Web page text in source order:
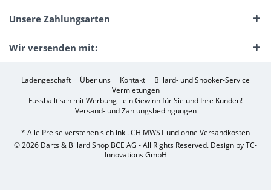
Unsere Zahlungsarten
Wir versenden mit:
Ladengeschäft Über uns Kontakt
Billard- und Snooker-Service
Vermietungen
Fussballtisch mit Werbung - ein Gewinn für Sie und Ihre Kunden!
Versand- und Zahlungsbedingungen
* Alle Preise verstehen sich inkl. CH MWST und ohne Versandkosten
© 2026 Darts & Billard Shop BCE AG - All Rights Reserved. Design byTC-
Innovations GmbH